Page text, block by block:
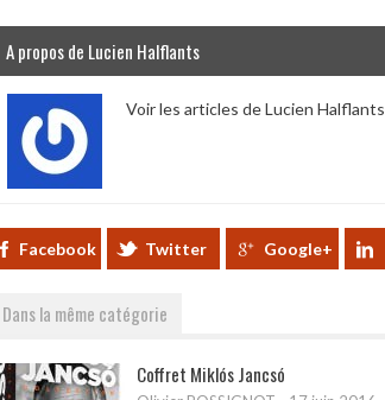
A propos de Lucien Halflants
Voir les articles de Lucien Halflants
Facebook Twitter Google+
Dans la même catégorie
Coffret Miklós Jancsó